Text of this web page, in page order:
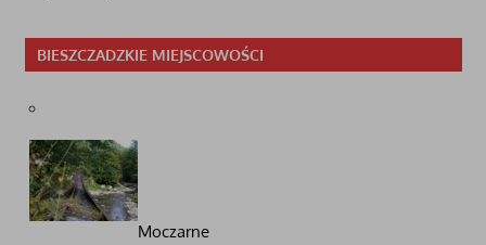
BIESZCZADZKIE MIEJSCOWOŚCI
Moczarne